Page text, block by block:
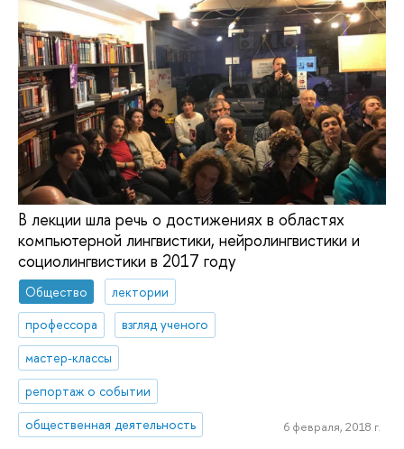
В лекции шла речь о достижениях в областях
компьютерной лингвистики, нейролингвистики и
социолингвистики в 2017 году
Общество
лектории
профессора
взгляд ученого
мастер-классы
репортаж о событии
общественная деятельность
6 февраля, 2018 г.